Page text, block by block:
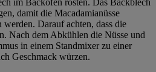
damit die Macadamianüsse
Darauf achten, dass die
Nach dem Abkühlen die Nüsse und
in einem Standmixer zu einer
Geschmack würzen.